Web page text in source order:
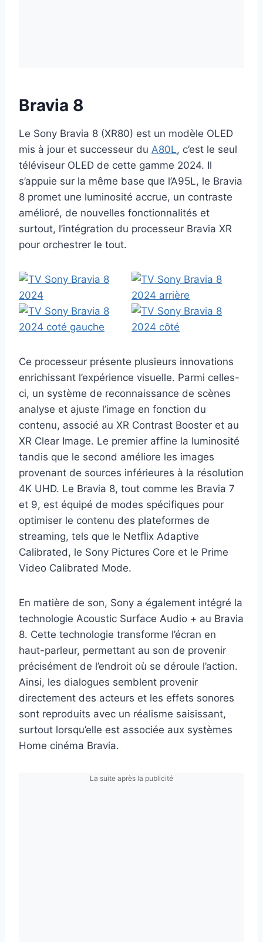
Bravia 8
Le Sony Bravia 8 (XR80) est un modèle OLED
mis à jour et successeur du A80L, c’est le seul
téléviseur OLED de cette gamme 2024. Il
s’appuie sur la même base que l’A95L, le Bravia
8 promet une luminosité accrue, un contraste
amélioré, de nouvelles fonctionnalités et
surtout, l’intégration du processeur Bravia XR
pour orchestrer le tout.
Ce processeur présente plusieurs innovations
enrichissant l’expérience visuelle. Parmi celles-
ci, un système de reconnaissance de scènes
analyse et ajuste l’image en fonction du
contenu, associé au XR Contrast Booster et au
XR Clear Image. Le premier affine la luminosité
tandis que le second améliore les images
provenant de sources inférieures à la résolution
4K UHD. Le Bravia 8, tout comme les Bravia 7
et 9, est équipé de modes spécifiques pour
optimiser le contenu des plateformes de
streaming, tels que le Netflix Adaptive
Calibrated, le Sony Pictures Core et le Prime
Video Calibrated Mode.
En matière de son, Sony a également intégré la
technologie Acoustic Surface Audio + au Bravia
8. Cette technologie transforme l’écran en
haut-parleur, permettant au son de provenir
précisément de l’endroit où se déroule l’action.
Ainsi, les dialogues semblent provenir
directement des acteurs et les effets sonores
sont reproduits avec un réalisme saisissant,
surtout lorsqu’elle est associée aux systèmes
Home cinéma Bravia.
La suite après la publicité